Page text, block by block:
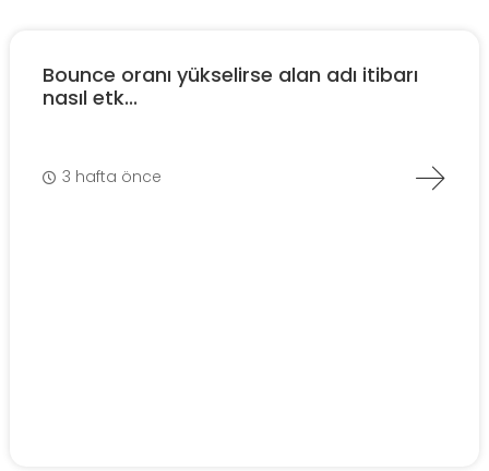
Bounce oranı yükselirse alan adı itibarı
nasıl etk...
3 hafta önce